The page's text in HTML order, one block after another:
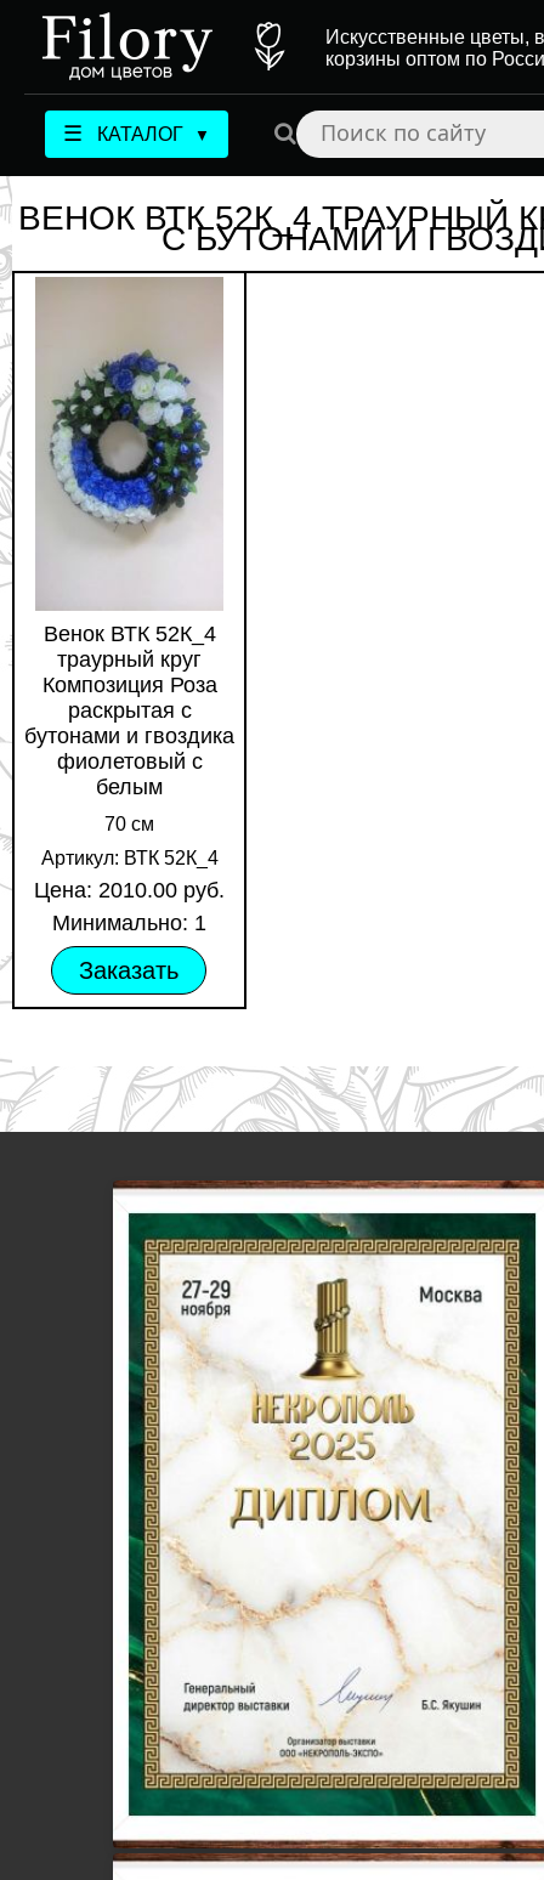
Искусственные цветы,
корзины оптом по
☰ КАТАЛОГ ▼
ВЕНОК ВТК 52К_4 ТРАУРНЫЙ
С БУТОНАМИ И
Венок ВТК 52К_4
траурный круг
Композиция Роза
раскрытая с
бутонами и гвоздика
фиолетовый с
белым
70 см
Артикул: ВТК 52К_4
Цена: 2010.00 руб.
Минимально: 1
Заказать